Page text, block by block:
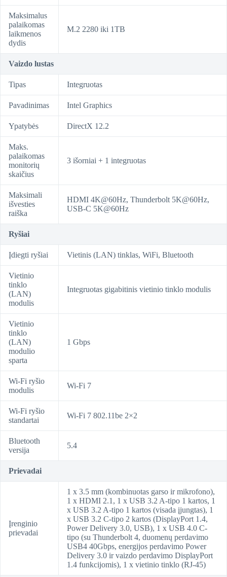
Maksimalus
palaikomas
laikmenos
dydis
M.2 2280 iki 1TB
Vaizdo lustas
Tipas Integruotas
Pavadinimas Intel Graphics
Ypatybės DirectX 12.2
Maks.
palaikomas
monitorių
skaičius
3 išorniai + 1 integruotas
Maksimali
išvesties
raiška
HDMI 4K@60Hz, Thunderbolt 5K@60Hz,
USB-C 5K@60Hz
Ryšiai
Įdiegti ryšiai Vietinis (LAN) tinklas, WiFi, Bluetooth
Vietinio
tinklo
(LAN)
modulis
Integruotas gigabitinis vietinio tinklo modulis
Vietinio
tinklo
(LAN)
modulio
sparta
1 Gbps
Wi-Fi ryšio
modulis
Wi-Fi 7
Wi-Fi ryšio
standartai
Wi-Fi 7 802.11be 2×2
Bluetooth
versija
5.4
Prievadai
Įrenginio
prievadai
1 x 3.5 mm (kombinuotas garso ir mikrofono),
1 x HDMI 2.1, 1 x USB 3.2 A-tipo 1 kartos, 1
x USB 3.2 A-tipo 1 kartos (visada įjungtas), 1
x USB 3.2 C-tipo 2 kartos (DisplayPort 1.4,
Power Delivery 3.0, USB), 1 x USB 4.0 C-
tipo (su Thunderbolt 4, duomenų perdavimo
USB4 40Gbps, energijos perdavimo Power
Delivery 3.0 ir vaizdo perdavimo DisplayPort
1.4 funkcijomis), 1 x vietinio tinklo (RJ-45)